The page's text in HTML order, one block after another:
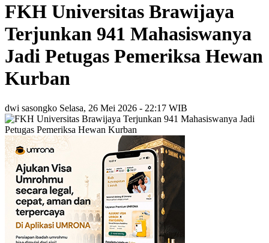
FKH Universitas Brawijaya
Terjunkan 941 Mahasiswanya
Jadi Petugas Pemeriksa Hewan
Kurban
dwi sasongko Selasa, 26 Mei 2026 - 22:17 WIB